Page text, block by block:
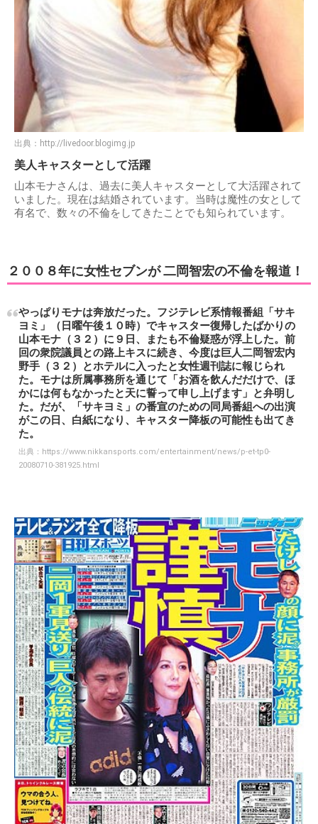
出典： http://livedoor.blogimg.jp
美人キャスターとして活躍
山本モナさんは、過去に美人キャスターとして大活躍されて
いました。現在は結婚されています。当時は魔性の女として
有名で、数々の不倫をしてきたことでも知られています。
２００８年に女性セブンが 二岡智宏の不倫を報道！
やっぱりモナは奔放だった。フジテレビ系情報番組「サキ
ヨミ」（日曜午後１０時）でキャスター復帰したばかりの
山本モナ（３２）に９日、またも不倫疑惑が浮上した。前
回の衆院議員との路上キスに続き、今度は巨人二岡智宏内
野手（３２）とホテルに入ったと女性週刊誌に報じられ
た。モナは所属事務所を通じて「お酒を飲んだだけで、ほ
かには何もなかったと天に誓って申し上げます」と弁明し
た。だが、「サキヨミ」の番宣のための同局番組への出演
がこの日、白紙になり、キャスター降板の可能性も出てき
た。
出典： https://www.nikkansports.com/entertainment/news/p-et-tp0-
20080710-381925.html